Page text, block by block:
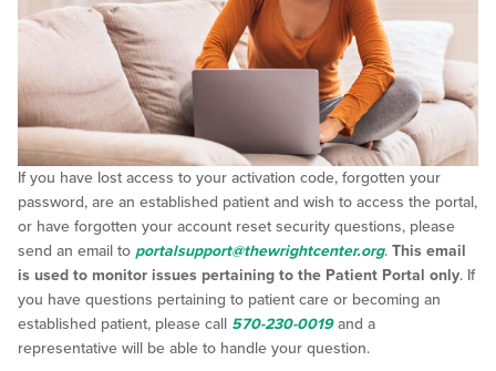
If you have lost access to your activation code, forgotten your
password, are an established patient and wish to access the portal,
or have forgotten your account reset security questions, please
send an email to portalsupport@thewrightcenter.org. This email
is used to monitor issues pertaining to the Patient Portal only. If
you have questions pertaining to patient care or becoming an
established patient, please call 570-230-0019and a
representative will be able to handle your question.